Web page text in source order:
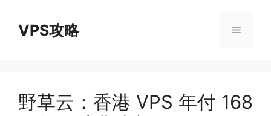
VPS攻略 菜
野草云：香港 VPS 年付 168